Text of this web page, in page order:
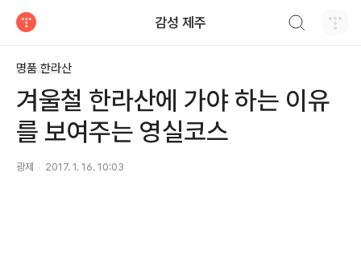
감성 제주
명품 한라산
겨울철 한라산에 가야 하는 이유
를 보여주는 영실코스
광제 2017. 1. 16. 10:03